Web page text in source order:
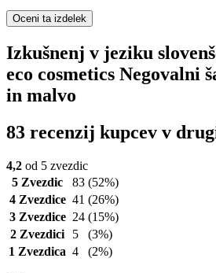
Oceni ta izdelek
Izkušnenj v jeziku
eco cosmetics Negovalni
in malvo
83 recenzij kupcev v
4,2 od 5 zvezdic
5 Zvezdic
83 (52%)
4 Zvezdice 41 (26%)
3 Zvezdice 24 (15%)
2 Zvezdici
5
(3%)
1 Zvezdica 4 (2%)